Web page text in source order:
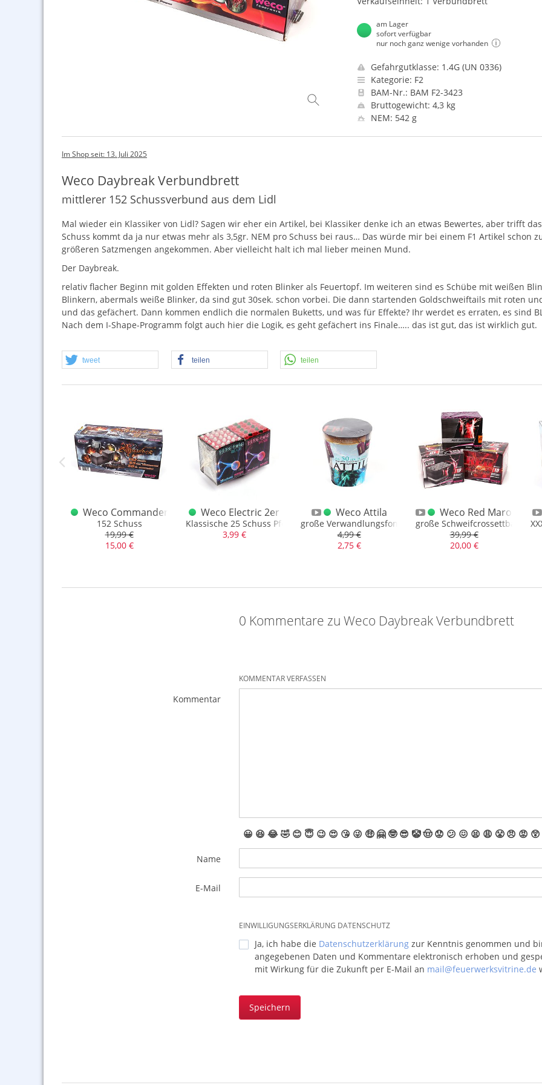
am Lager
sofort verfügbar
nur noch ganz wenige vorhanden
Gefahrgutklasse: 1.4G (UN 0336)
Kategorie: F2
BAM-Nr.: BAM F2-3423
Bruttogewicht: 4,3 kg
NEM: 542 g
Im Shop seit: 13. Juli 2025
Weco Daybreak Verbundbrett
mittlerer 152 Schussverbund aus dem Lidl
Mal wieder ein Klassiker von Lidl? Sagen wir eher ein Artikel, bei Klassiker denke ich an etwas Bewertes, aber trifft das
Schuss kommt da ja nur etwas mehr als 3,5gr. NEM pro Schuss bei raus… Das würde mir bei einem F1 Artikel schon
größeren Satzmengen angekommen. Aber vielleicht halt ich mal lieber meinen Mund.
Der Daybreak.
relativ flacher Beginn mit golden Effekten und roten Blinker als Feuertopf. Im weiteren sind es Schübe mit weißen
Blinkern, abermals weiße Blinker, da sind gut 30sek. schon vorbei. Die dann startenden Goldschweiftails mit roten
und das gefächert. Dann kommen endlich die normalen Buketts, und was für Effekte? Ihr werdet es erraten, es sind
Nach dem I-Shape-Programm folgt auch hier die Logik, es geht gefächert ins Finale….. das ist gut, das ist wirklich gut.
tweet teilen teilen
Weco Commander
152 Schuss
19,99 €
15,00 €
Weco Electric 2er
Klassische 25 Schuss Pfeifbatterien mit Effekten
3,99 €
Weco Attila
große Verwandlungsfontäne
4,99 €
2,75 €
Weco Red Maroons
große Schweifcrossettbatterie
39,99 €
20,00 €
0 Kommentare zu Weco Daybreak Verbundbrett
KOMMENTAR VERFASSEN
Kommentar
😀 😆 😂🤣 😊 😇 😉 😍 😘 😜 🤑 🤗 🤓 😎 🤡🤠 😟 😕 😖 😫 😩 😤 😠 😡 😲
Name
E-Mail
EINWILLIGUNGSERKLÄRUNG DATENSCHUTZ
Ja, ich habe die Datenschutzerklärungzur Kenntnis genommen und
angegebenen Daten und Kommentare elektronisch erhoben und
mit Wirkung für die Zukunft per E-Mail an mail@feuerwerksvitrine.de
Speichern